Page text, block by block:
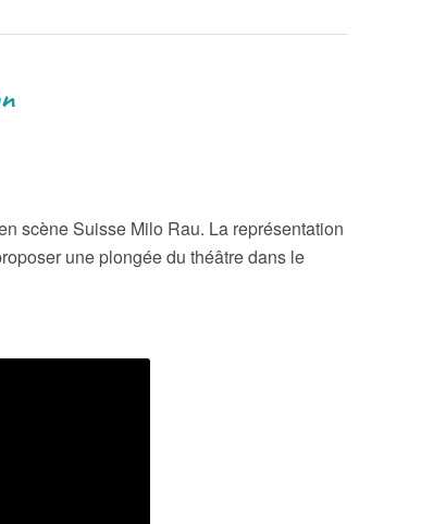
scène Suisse Milo Rau. La représentation
une plongée du théâtre dans le